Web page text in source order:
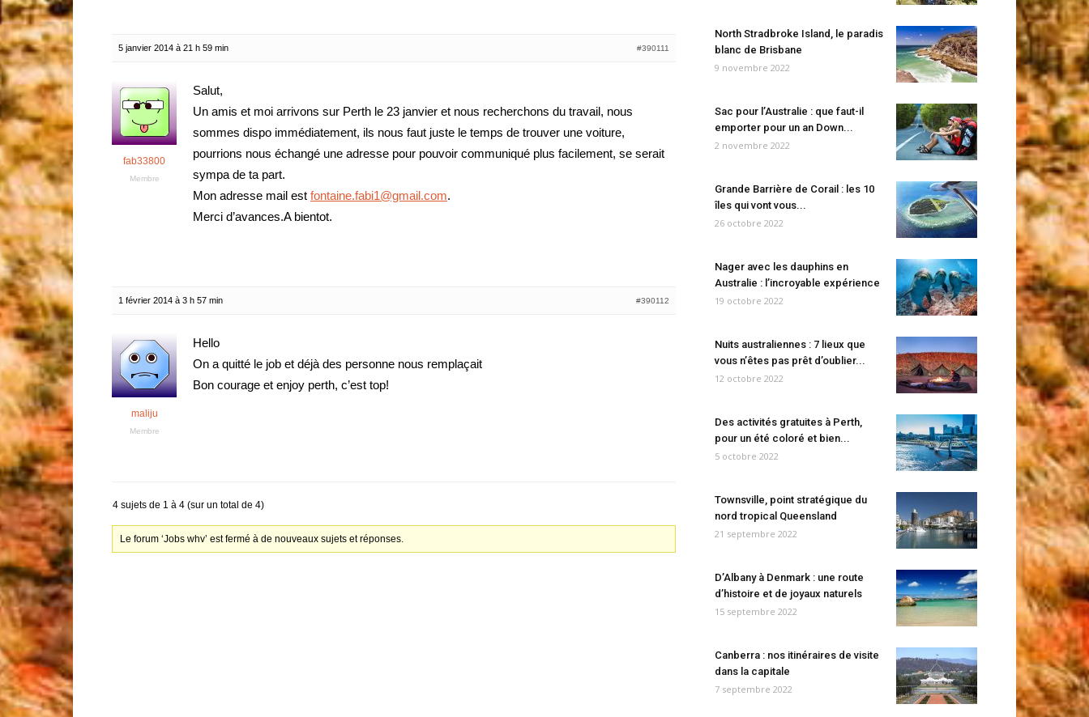
5 janvier 2014 à 21 h 59 min #390111
fab33800
Membre
Salut,
Un amis et moi arrivons sur Perth le 23 janvier et nous recherchons du travail, nous
sommes dispo immédiatement, ils nous faut juste le temps de trouver une voiture,
pourrions nous échangé une adresse pour pouvoir communiqué plus facilement, se serait
sympa de ta part.
Mon adresse mail est fontaine.fabi1@gmail.com.
Merci d’avances.A bientot.
1 février 2014 à 3 h 57 min #390112
maliju
Membre
Hello
On a quitté le job et déjà des personne nous remplaçait
Bon courage et enjoy perth, c’est top!
4 sujets de 1 à 4 (sur un total de 4)
Le forum ‘Jobs whv’ est fermé à de nouveaux sujets et réponses.
North Stradbroke Island, le paradis
blanc de Brisbane
9 novembre 2022
Sac pour l’Australie : que faut-il
emporter pour un an Down...
2 novembre 2022
Grande Barrière de Corail : les 10
îles qui vont vous...
26 octobre 2022
Nager avec les dauphins en
Australie : l’incroyable expérience
19 octobre 2022
Nuits australiennes : 7 lieux que
vous n’êtes pas prêt d’oublier...
12 octobre 2022
Des activités gratuites à Perth,
pour un été coloré et bien...
5 octobre 2022
Townsville, point stratégique du
nord tropical Queensland
21 septembre 2022
D’Albany à Denmark : une route
d’histoire et de joyaux naturels
15 septembre 2022
Canberra : nos itinéraires de visite
dans la capitale
7 septembre 2022